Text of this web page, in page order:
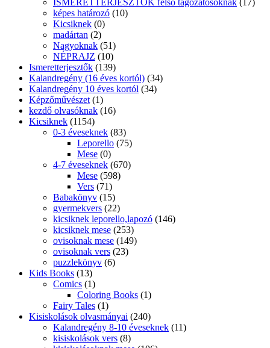
ISMERETTERJESZTŐK felső tagozatosoknak (17)
képes határozó (10)
Kicsiknek (0)
madártan (2)
Nagyoknak (51)
NÉPRAJZ (10)
Ismeretterjesztők (139)
Kalandregény (16 éves kortól) (34)
Kalandregény 10 éves kortól (34)
Képzőművészet (1)
kezdő olvasóknak (16)
Kicsiknek (1154)
0-3 éveseknek (83)
Leporello (75)
Mese (0)
4-7 éveseknek (670)
Mese (598)
Vers (71)
Babakönyv (15)
gyermekvers (22)
kicsiknek leporello,lapozó (146)
kicsiknek mese (253)
ovisoknak mese (149)
ovisoknak vers (23)
puzzlekönyv (6)
Kids Books (13)
Comics (1)
Coloring Books (1)
Fairy Tales (1)
Kisiskolások olvasmányai (240)
Kalandregény 8-10 éveseknek (11)
kisiskolások vers (8)